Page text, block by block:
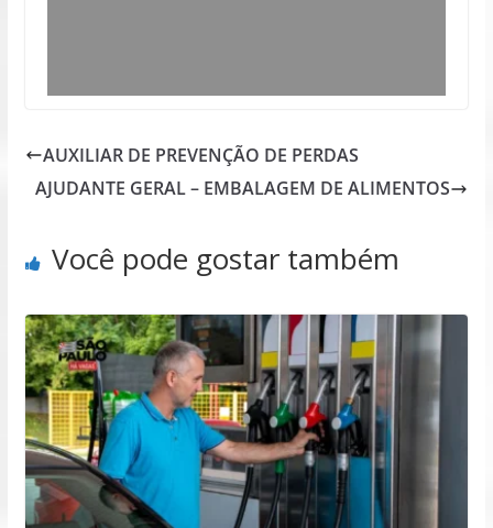
AUXILIAR DE PREVENÇÃO DE PERDAS
AJUDANTE GERAL – EMBALAGEM DE ALIMENTOS
Você pode gostar também